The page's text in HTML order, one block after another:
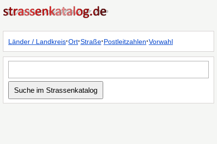
Länder / Landkreis·Ort·Straße·Postleitzahlen·Vorwahl